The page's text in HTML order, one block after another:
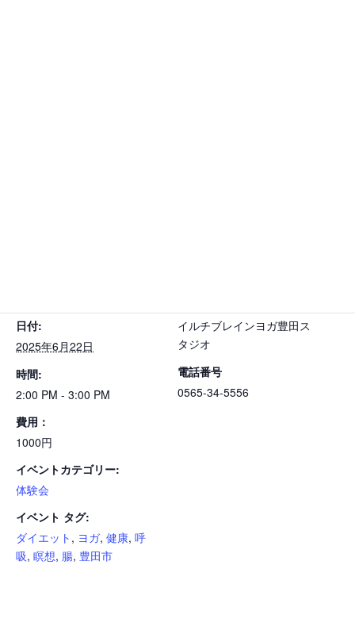
日付:
2025年6月22日
時間:
2:00 PM - 3:00 PM
費用：
1000円
イベントカテゴリー:
体験会
イベント タグ:
ダイエット , ヨガ, 健康, 呼
吸, 瞑想, 腸, 豊田市
イルチブレインヨガ豊田ス
タジオ
電話番号
0565-34-5556